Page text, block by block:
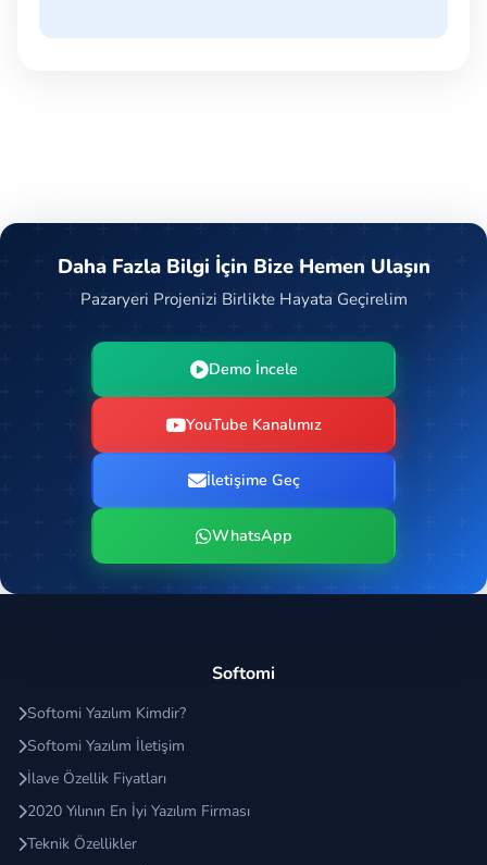
Daha Fazla Bilgi İçin Bize Hemen Ulaşın
Pazaryeri Projenizi Birlikte Hayata Geçirelim
Demo İncele
YouTube Kanalımız
İletişime Geç
WhatsApp
Softomi
Softomi Yazılım Kimdir?
Softomi Yazılım İletişim
İlave Özellik Fiyatları
2020 Yılının En İyi Yazılım Firması
Teknik Özellikler